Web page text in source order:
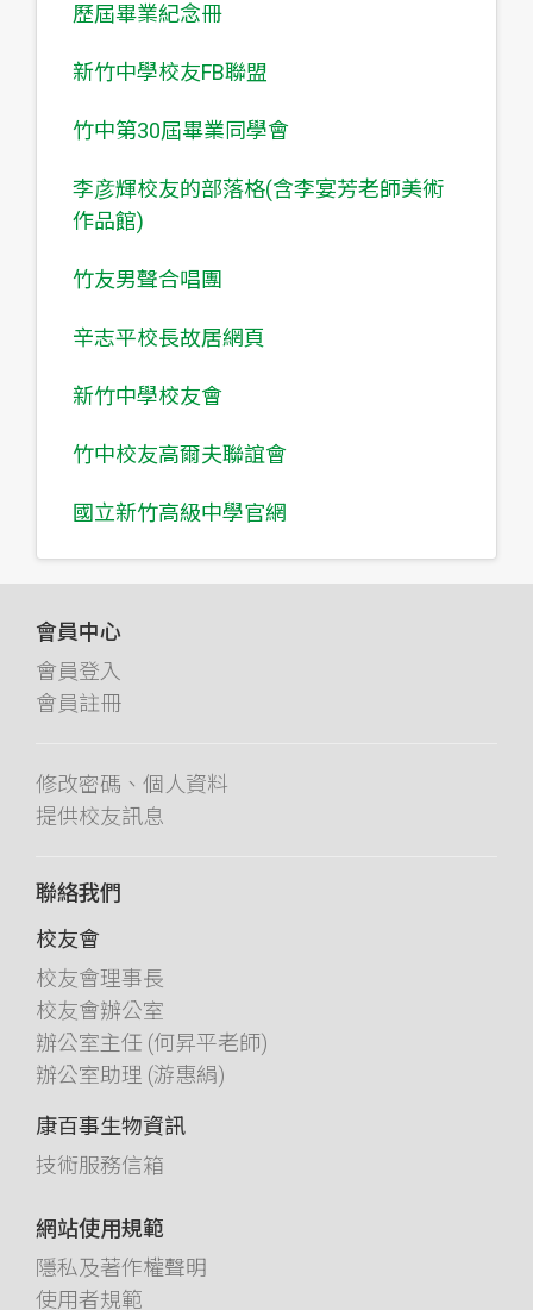
歷屆畢業紀念冊
新竹中學校友FB聯盟
竹中第30屆畢業同學會
李彦輝校友的部落格(含李宴芳老師美術
作品館)
竹友男聲合唱團
辛志平校長故居網頁
新竹中學校友會
竹中校友高爾夫聯誼會
國立新竹高級中學官網
會員中心
會員登入
會員註冊
修改密碼、個人資料
提供校友訊息
聯絡我們
校友會
校友會理事長
校友會辦公室
辦公室主任 (何昇平老師)
辦公室助理 (游惠絹)
康百事生物資訊
技術服務信箱
網站使用規範
隱私及著作權聲明
使用者規範